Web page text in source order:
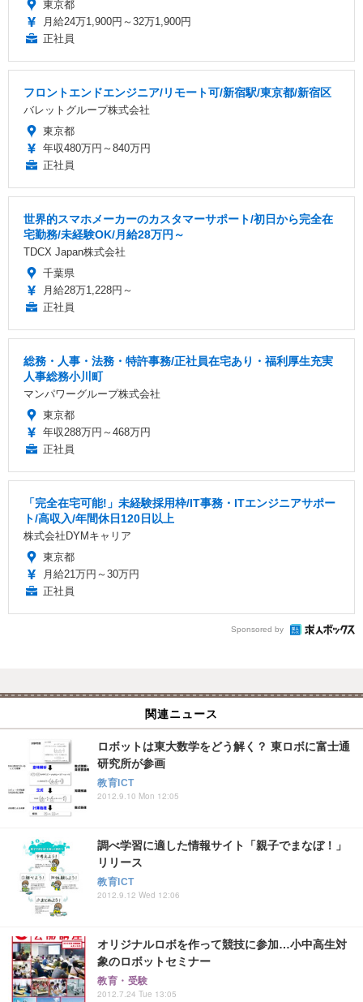
東京都
月給24万1,900円～32万1,900円
正社員
フロントエンドエンジニア/リモート可/新宿駅/東京都/新宿区
バレットグループ株式会社
東京都
年収480万円～840万円
正社員
世界的スマホメーカーのカスタマーサポート/初日から完全在
宅勤務/未経験OK/月給28万円～
TDCX Japan株式会社
千葉県
月給28万1,228円～
正社員
総務・人事・法務・特許事務/正社員在宅あり・福利厚生充実
人事総務小川町
マンパワーグループ株式会社
東京都
年収288万円～468万円
正社員
「完全在宅可能!」未経験採用枠/IT事務・ITエンジニアサポー
ト/高収入/年間休日120日以上
株式会社DYMキャリア
東京都
月給21万円～30万円
正社員
Sponsored by
関連ニュース
ロボットは東大数学をどう解く？ 東ロボに富士通
研究所が参画
教育ICT
2012.9.10 Mon 12:05
調べ学習に適した情報サイト「親子でまなぼ！」
リリース
教育ICT
2012.9.12 Wed 12:06
オリジナルロボを作って競技に参加…小中高生対
象のロボットセミナー
教育・受験
2012.7.24 Tue 13:05